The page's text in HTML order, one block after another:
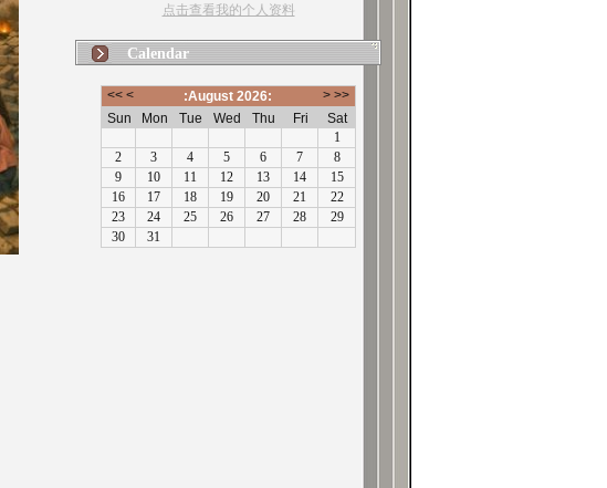
点击查看我的个人资料
Calendar